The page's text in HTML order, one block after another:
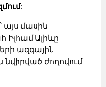
այս մասին
Ալիևը
ազգային
ժողովում